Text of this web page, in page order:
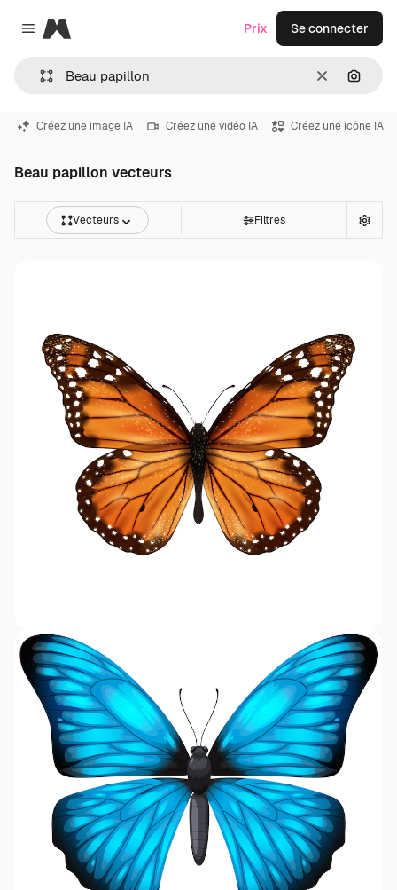
Close menu
Magnific
Effacer
Prix Se connecter
Créez une image IA Créez une vidéo IA Créez une icône IA
Beau papillon vecteurs
Vecteurs Filtres